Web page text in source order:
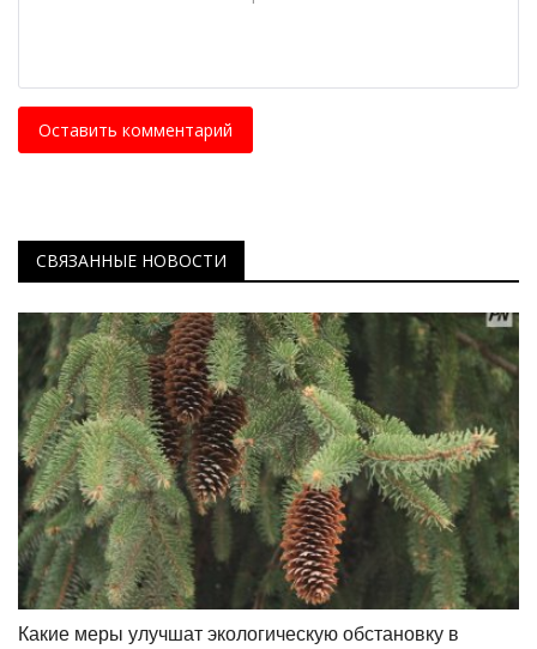
Оставить комментарий
СВЯЗАННЫЕ НОВОСТИ
Какие меры улучшат экологическую обстановку в